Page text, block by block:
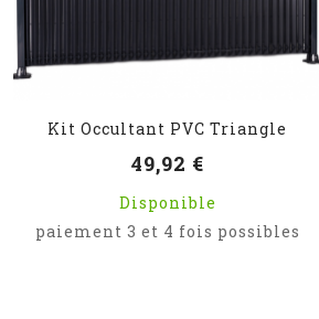
Kit Occultant PVC Triangle
49,92 €
Disponible
paiement 3 et 4 fois possibles